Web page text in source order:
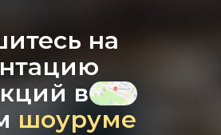
на
в
шоуруме